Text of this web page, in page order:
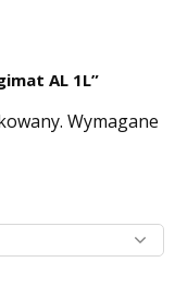
AL 1L”
Wymagane